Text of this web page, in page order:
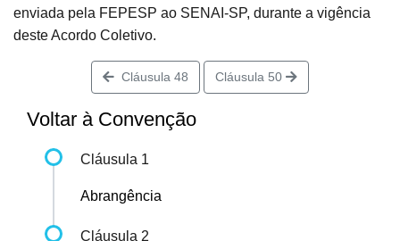
enviada pela FEPESP ao SENAI-SP, durante a vigência
deste Acordo Coletivo.
Cláusula 48 Cláusula 50
Voltar à Convenção
Cláusula 1
Abrangência
Cláusula 2